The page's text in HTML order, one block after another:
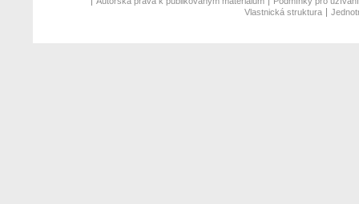
Vlastnická struktura